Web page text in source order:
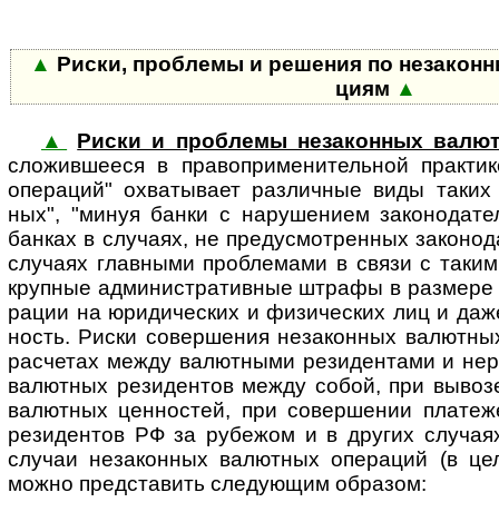
▲ Риски, проблемы и решения по
циям ▲
▲
Риски и проблемы незаконных
сложив­шееся в пра­во­при­ме­ни­тель­ной
опе­ра­ций" охва­ты­вает раз­лич­ные виды
ных", "минуя банки с нару­ше­нием
бан­ках в слу­чаях, не пре­ду­смот­рен­ных
случаях глав­ными проб­ле­мами в связи с
круп­ные адми­ни­стра­тив­ные штрафы в
ра­ции на юриди­ческих и физи­ческих лиц и
ность. Риски совер­ше­ния неза­кон­ных
рас­че­тах между валют­ными рези­ден­тами и
валют­ных рези­дентов между собой, при
валют­ных цен­нос­тей, при совер­шении
рези­ден­тов РФ за рубе­жом и в дру­гих
слу­чаи неза­кон­ных валют­ных опера­ций (в
можно пред­ста­вить следу­ющим образом: